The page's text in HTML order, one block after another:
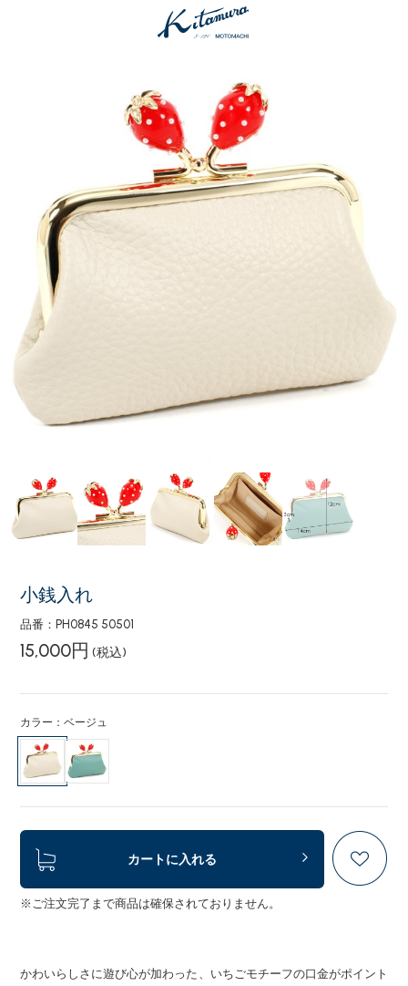
小銭入れ
品番：PH0845 50501
15,000円 (税込)
カラー：ベージュ
カートに入れる
※ご注文完了まで商品は確保されておりません。
かわいらしさに遊び心が加わった、いちごモチーフの口金がポイント